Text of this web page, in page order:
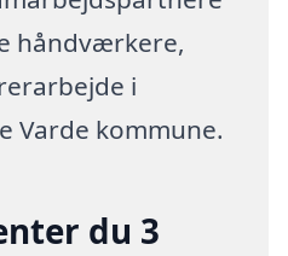
håndværkere,
i
Varde kommune.
du 3